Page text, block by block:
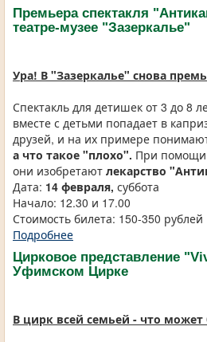
Премьера спектакля
театре-музее "Зазеркалье"
Ура! В "Зазеркалье" снова
Спектакль для детишек от 3 до 8
вместе с детьми попадает в
друзей, и на их примере
а что такое "плохо". При помощи
они изобретают лекарство
Дата: 14 февраля, суббота
Начало: 12.30 и 17.00
Стоимость билета: 150-350 рублей
Подробнее
Цирковое представление
Уфимском Цирке
В цирк всей семьей - что может